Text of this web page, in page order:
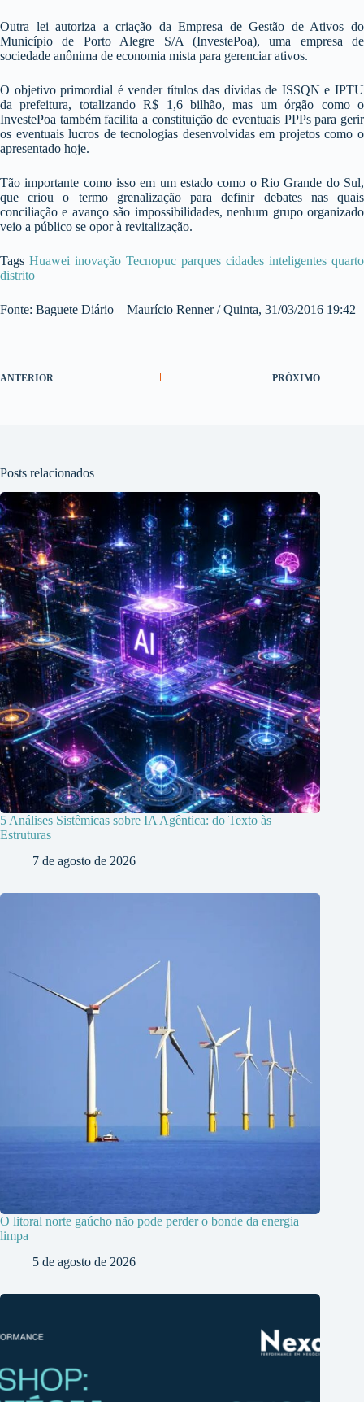
Outra lei autoriza a criação da Empresa de Gestão de Ativos do
Município de Porto Alegre S/A (InvestePoa), uma empresa de
sociedade anônima de economia mista para gerenciar ativos.
O objetivo primordial é vender títulos das dívidas de ISSQN e IPTU
da prefeitura, totalizando R$ 1,6 bilhão, mas um órgão como o
InvestePoa também facilita a constituição de eventuais PPPs para gerir
os eventuais lucros de tecnologias desenvolvidas em projetos como o
apresentado hoje.
Tão importante como isso em um estado como o Rio Grande do Sul,
que criou o termo grenalização para definir debates nas quais
conciliação e avanço são impossibilidades, nenhum grupo organizado
veio a público se opor à revitalização.
Tags Huawei inovação Tecnopuc parques cidades inteligentes quarto
distrito
Fonte: Baguete Diário – Maurício Renner / Quinta, 31/03/2016 19:42
ANTERIOR PRÓXIMO
Posts relacionados
5 Análises Sistêmicas sobre IA Agêntica: do Texto às
Estruturas
7 de agosto de 2026
O litoral norte gaúcho não pode perder o bonde da energia
limpa
5 de agosto de 2026